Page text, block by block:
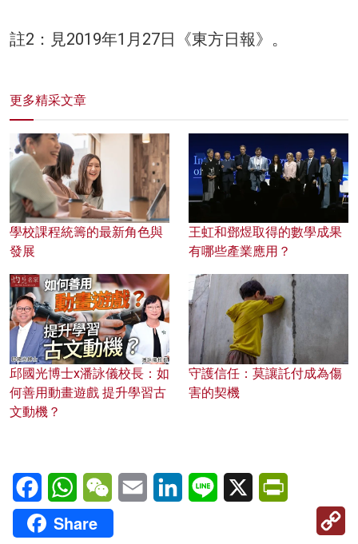
註2：見2019年1月27日《東方日報》。
更多精采文章
學校課程統籌的最新角色與
發展
王虹和鄧煜取得的數學成果
有哪些產業應用？
邱國光博士x潘詠儀校長：如
何善用動畫遊戲 提升學習古
文動機？
守護信任：莫讓託付成為傷
害的契機
FacebookWhatsAppWeChatEmail LinkedInLine X
Share